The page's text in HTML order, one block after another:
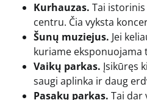
Kurhauzas. Tai
centru. Čia vyksta
Šunų muziejus. Jei
kuriame eksponuojama
Vaikų parkas. Įsikūręs
saugi aplinka ir daug
Pasakų parkas. Tai dar